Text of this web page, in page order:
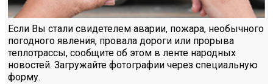
Если Вы стали свидетелем аварии, пожара, необычного
погодного явления, провала дороги или прорыва
теплотрассы, сообщите об этом в ленте народных
новостей. Загружайте фотографии через специальную
форму.